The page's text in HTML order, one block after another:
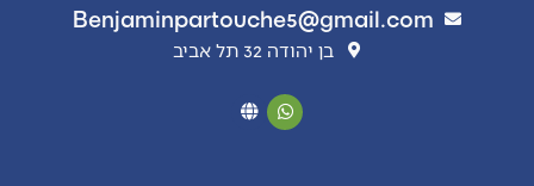
Benjaminpartouche5@gmail.com
בן יהודה 32 תל אביב